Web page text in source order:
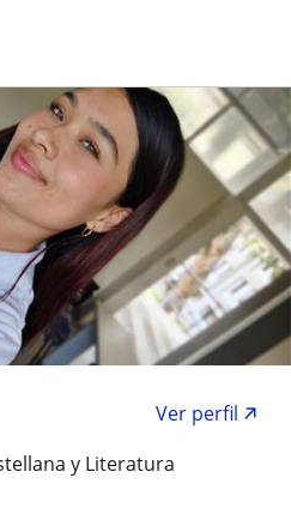
Ver perfil
y Literatura